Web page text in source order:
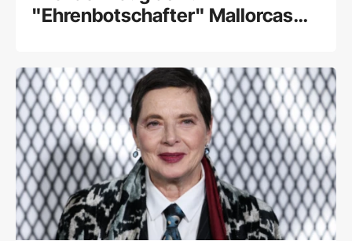
"Ehrenbotschafter" Mallorcas